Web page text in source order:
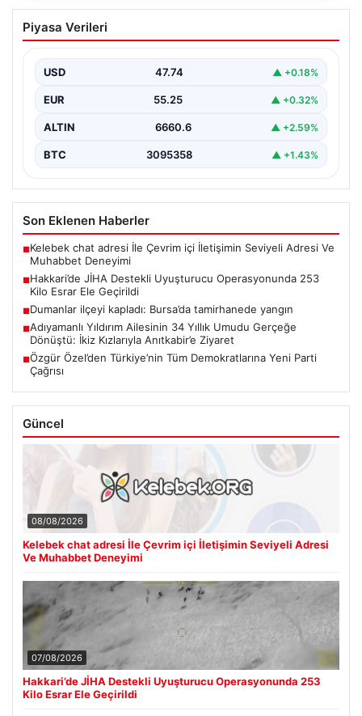
Hakkari’de JİHA Destekli Uyuşturucu
Operasyonunda 253 Kilo Esrar Ele
İçişleri Bakanlığı tarafından yapılan resmi açıklamaya
gerçekleştirilen kapsamlı bir…
Piyasa Verileri
USD 47.74 ▲ +0.18%
EUR 55.25 ▲ +0.32%
ALTIN 6660.6 ▲ +2.59%
BTC 3095358 ▲ +1.43%
Son Eklenen Haberler
■Kelebek chat adresi İle Çevrim içi İletişimin Seviyeli Adresi Ve
Muhabbet Deneyimi
■Hakkari’de JİHA Destekli Uyuşturucu Operasyonunda 253
Kilo Esrar Ele Geçirildi
■Dumanlar ilçeyi kapladı: Bursa’da tamirhanede yangın
■Adıyamanlı Yıldırım Ailesinin 34 Yıllık Umudu Gerçeğe
Dönüştü: İkiz Kızlarıyla Anıtkabir’e Ziyaret
■Özgür Özel’den Türkiye’nin Tüm Demokratlarına Yeni Parti
Çağrısı
Güncel
08/08/2026
Kelebek chat adresi İle Çevrim içi İletişimin Seviyeli Adresi
Ve Muhabbet Deneyimi
07/08/2026
Hakkari’de JİHA Destekli Uyuşturucu Operasyonunda 253
Kilo Esrar Ele Geçirildi